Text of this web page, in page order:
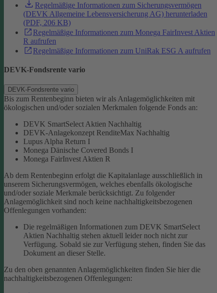
Regelmäßige Informationen zum Sicherungsvermögen
(DEVK Allgemeine Lebensversicherung AG) herunterladen
(PDF, 206 KB)
Regelmäßige Informationen zum Monega FairInvest Aktien
R aufrufen
Regelmäßige Informationen zum UniRak ESG A aufrufen
DEVK-Fondsrente vario
DEVK-Fondsrente vario
Bis zum Rentenbeginn bieten wir als Anlagemöglichkeiten mit
ökologischen und/oder sozialen Merkmalen folgende Fonds an:
DEVK SmartSelect Aktien Nachhaltig
DEVK-Anlagekonzept RenditeMax Nachhaltig
Lupus Alpha Return I
Monega Dänische Covered Bonds I
Monega FairInvest Aktien R
Ab dem Rentenbeginn erfolgt die Kapitalanlage ausschließlich in
unserem Sicherungsvermögen, welches ebenfalls ökologische
und/oder soziale Merkmale berücksichtigt. Zu folgender
Anlagemöglichkeit sind noch keine nachhaltigkeitsbezogenen
Offenlegungen vorhanden:
Die regelmäßigen Informationen zum DEVK SmartSelect
Aktien Nachhaltig stehen aktuell leider noch nicht zur
Verfügung. Sobald sie zur Verfügung stehen, finden Sie das
Dokument an dieser Stelle.
Zu den oben genannten Anlagemöglichkeiten finden Sie hier die
nachhaltigkeitsbezogenen Offenlegungen: